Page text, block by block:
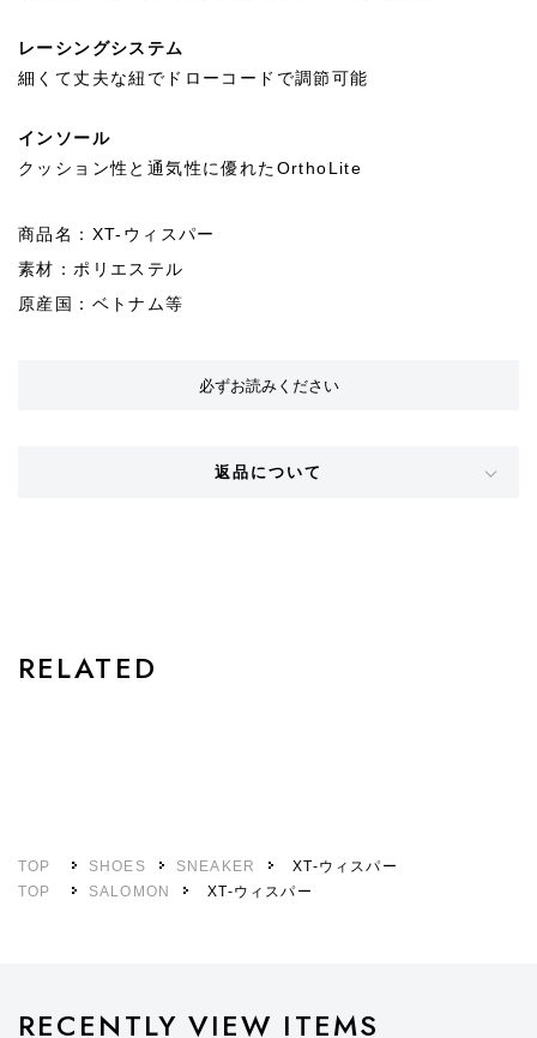
レーシングシステム
細くて丈夫な紐でドローコードで調節可能
インソール
クッション性と通気性に優れたOrthoLite
商品名：XT-ウィスパー
素材：ポリエステル
原産国：ベトナム等
必ずお読みください
返品について
RELATED
TOP SHOES SNEAKER
XT-ウィスパー
TOP
SALOMON XT-ウィスパー
RECENTLY VIEW ITEMS